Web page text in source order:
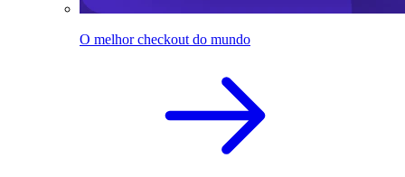
O melhor checkout do mundo